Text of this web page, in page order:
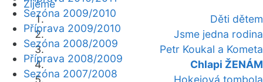
Žijeme
Děti dětem
Jsme jedna rodina
Petr Koukal a Kometa
Chlapi ŽENÁM
Hokejová tombola
Sezóna 2009/2010
Příprava 2009/2010
Sezóna 2008/2009
Příprava 2008/2009
Sezóna 2007/2008